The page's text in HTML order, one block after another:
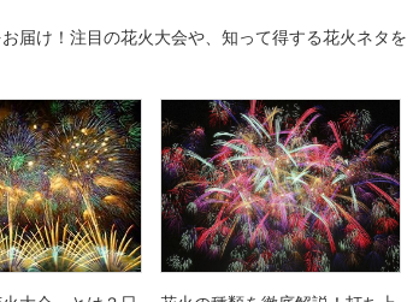
届け！注目の花火大会や、知って得する花火ネタを